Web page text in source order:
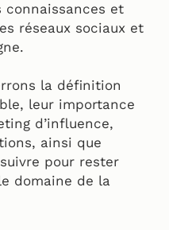
connaissances et
réseaux sociaux et
la définition
leur importance
d’influence,
ainsi que
pour rester
domaine de la